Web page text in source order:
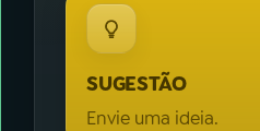
SUGESTÃO
Envie uma ideia.